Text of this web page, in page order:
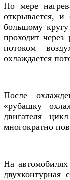
По мере
открывается,
большому кругу
проходит через
потоком
охлаждается
После
«рубашку
двигателя
многократно
На
двухконтурная